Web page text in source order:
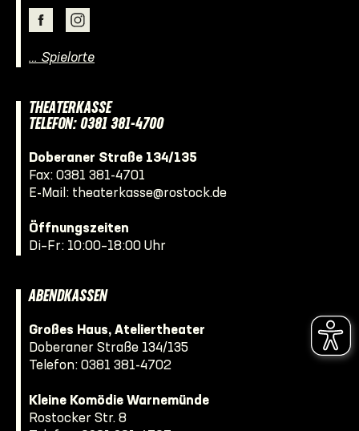
… Spielorte
THEATERKASSE
TELEFON: 0381 381-4700
Doberaner Straße 134/135
Fax: 0381 381-4701
E-Mail: theaterkasse@rostock.de
Öffnungszeiten
Di–Fr: 10:00–18:00 Uhr
ABENDKASSEN
Großes Haus, Ateliertheater
Doberaner Straße 134/135
Telefon: 0381 381-4702
Kleine Komödie Warnemünde
Rostocker Str. 8